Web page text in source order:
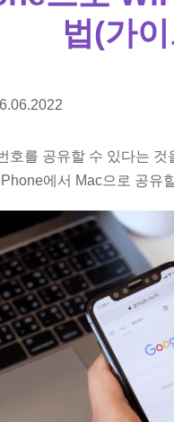
법(가
호를 공유할 수 있다는
에서 Mac으로 공유